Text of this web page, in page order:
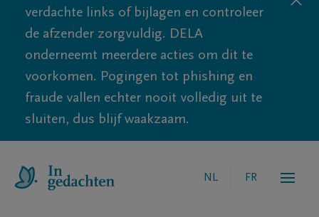
verdachte links of bijlagen en controleer
de afzender zorgvuldig. DELA
onderneemt meerdere acties om dit te
voorkomen. Pogingen tot phishing en
fraude vallen echter nooit volledig uit te
sluiten, dus blijf waakzaam.
NL FR